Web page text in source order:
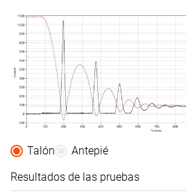
Talón
Antepié
Resultados de las pruebas